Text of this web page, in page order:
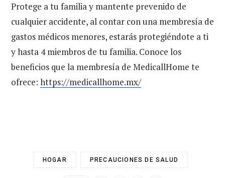
Protege a tu familia y mantente prevenido de
cualquier accidente, al contar con una membresía de
gastos médicos menores, estarás protegiéndote a ti
y hasta 4 miembros de tu familia. Conoce los
beneficios que la membresía de MedicallHome te
ofrece: https://medicallhome.mx/
HOGAR PRECAUCIONES DE SALUD